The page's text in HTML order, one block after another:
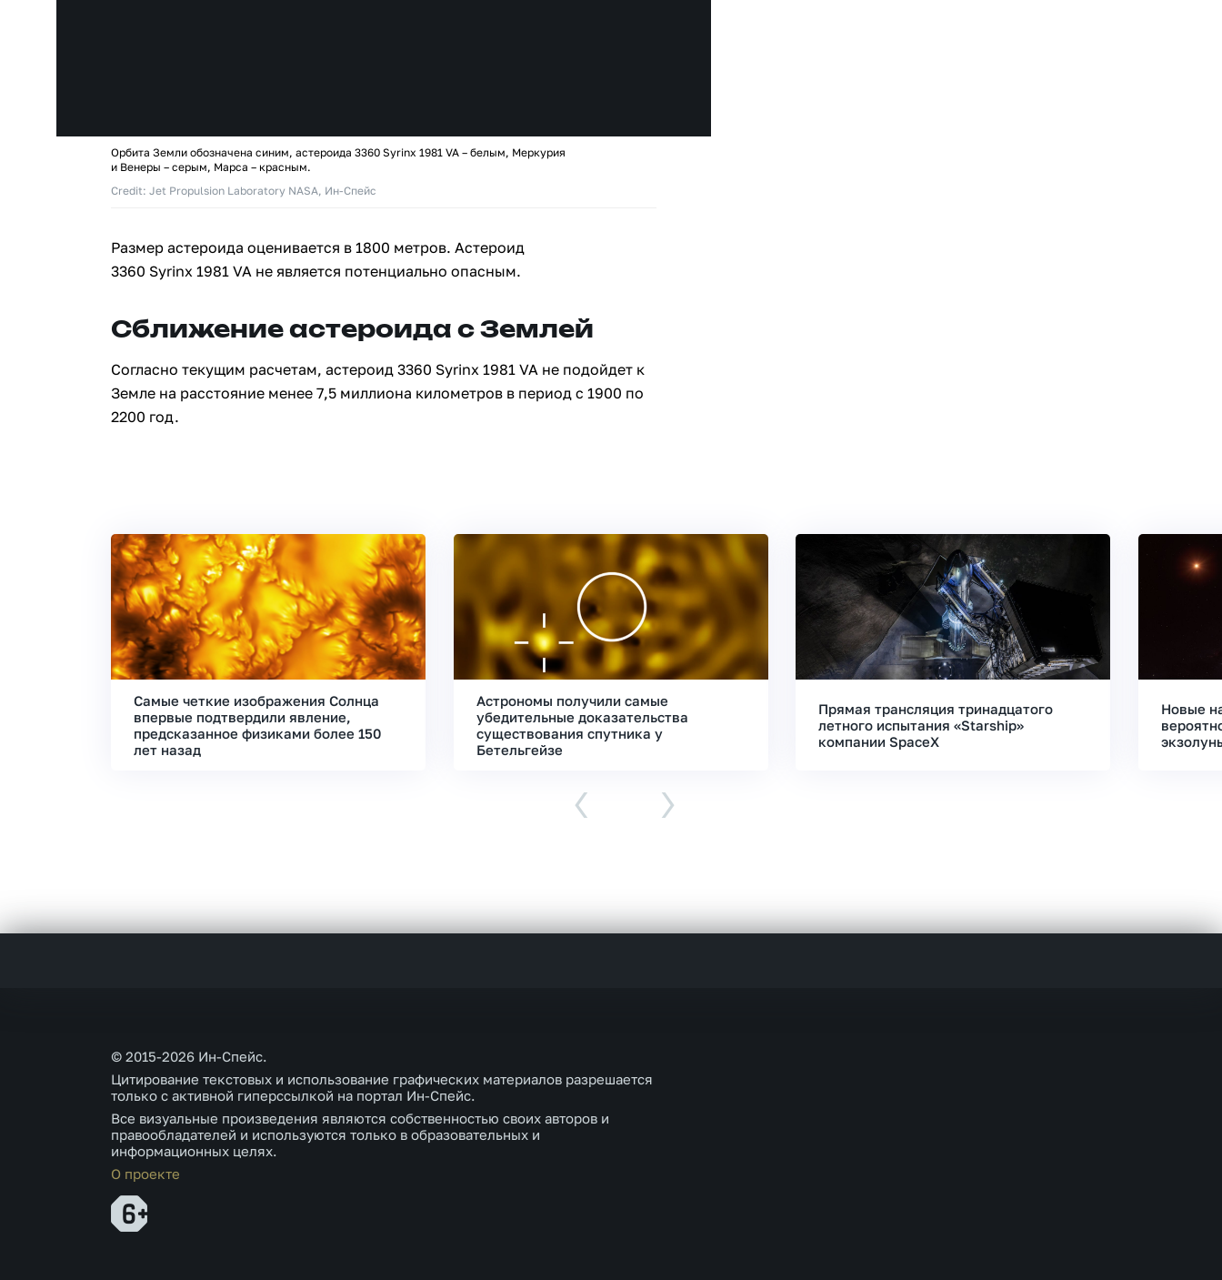
Орбита Земли обозначена синим, астероида 3360 Syrinx 1981 VA – белым, Меркурия
и Венеры – серым, Марса – красным.
Credit: Jet Propulsion Laboratory NASA, Ин-Спейс
Размер астероида оценивается в 1800 метров. Астероид
3360 Syrinx 1981 VA не является потенциально опасным.
Сближение астероида с Землей
Согласно текущим расчетам, астероид 3360 Syrinx 1981 VA не подойдет к
Земле на расстояние менее 7,5 миллиона километров в период с 1900 по
2200 год.
Самые четкие изображения Солнца
впервые подтвердили явление,
предсказанное физиками более 150
лет назад
Астрономы получили самые
убедительные доказательства
существования спутника у
Бетельгейзе
Прямая трансляция тринадцатого
летного испытания «Starship»
компании SpaceX
Новые
‹ ›
© 2015-2026 Ин-Спейс.
Цитирование текстовых и использование графических материалов разрешается
только с активной гиперссылкой на портал Ин-Спейс.
Все визуальные произведения являются собственностью своих авторов и
правообладателей и используются только в образовательных и
информационных целях.
О проекте